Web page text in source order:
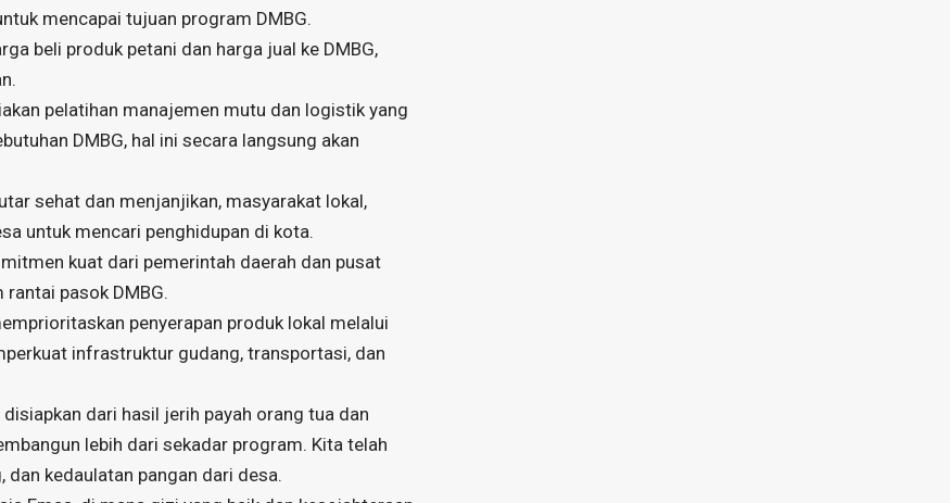
mencapai tujuan program DMBG.
beli produk petani dan harga jual ke DMBG,
pelatihan manajemen mutu dan logistik yang
DMBG, hal ini secara langsung akan
sehat dan menjanjikan, masyarakat lokal,
untuk mencari penghidupan di kota.
kuat dari pemerintah daerah dan pusat
pasok DMBG.
penyerapan produk lokal melalui
infrastruktur gudang, transportasi, dan
dari hasil jerih payah orang tua dan
lebih dari sekadar program. Kita telah
kedaulatan pangan dari desa.